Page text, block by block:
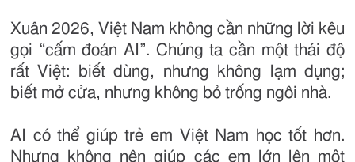
Xuân 2026, Việt Nam không cần những lời kêu
gọi “cấm đoán AI”. Chúng ta cần một thái độ
rất Việt: biết dùng, nhưng không lạm dụng;
biết mở cửa, nhưng không bỏ trống ngôi nhà.
AI có thể giúp trẻ em Việt Nam học tốt hơn.
Nhưng không nên giúp các em lớn lên một